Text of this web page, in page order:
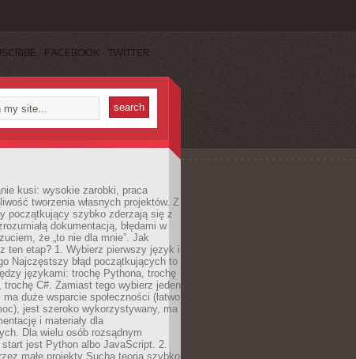
FACEBOOK TWITTER
kusi: wysokie zarobki, praca
tworzenia własnych projektów. Z
początkujący szybko zderzają się z
dokumentacją, błędami w
że „to nie dla mnie”. Jak
ten etap? 1. Wybierz pierwszy język i
Najczęstszy błąd początkujących to
językami: trochę Pythona, trochę
trochę C#. Zamiast tego wybierz jeden
duże wsparcie społeczności (łatwo
jest szeroko wykorzystywany, ma
i materiały dla
Dla wielu osób rozsądnym
start jest Python albo JavaScript. 2.
małe projekty Sucha teoria szybko